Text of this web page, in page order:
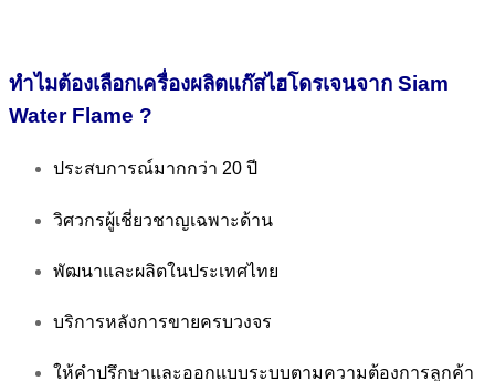
ทำไมต้องเลือกเครื่องผลิตแก๊สไฮโดรเจนจาก Siam
Water Flame ?
ประสบการณ์มากกว่า 20 ปี
วิศวกรผู้เชี่ยวชาญเฉพาะด้าน
พัฒนาและผลิตในประเทศไทย
บริการหลังการขายครบวงจร
ให้คำปรึกษาและออกแบบระบบตามความต้องการลูกค้า